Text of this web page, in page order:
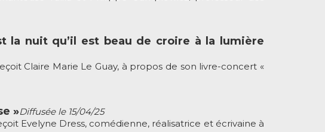
la nuit qu’il est beau de croire à la lumière
Claire Marie Le Guay, à propos de son livre-concert «
»Diffusée le 15/04/25
Evelyne Dress, comédienne, réalisatrice et écrivaine à